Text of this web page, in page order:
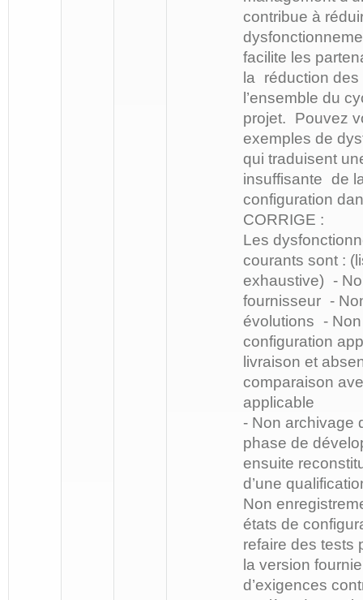
contribue à
facilite les
la réduction des
l’ensemble du
projet. Pouvez
exemples de
qui traduisent
insuffisante de
configuration
CORRIGE :
Les
courants sont :
exhaustive) -
fournisseur -
évolutions -
configuration
livraison et
comparaison
applicable
- Non archivage
phase de
ensuite
d’une
Non
états de
refaire des tests
la version
d’exigences